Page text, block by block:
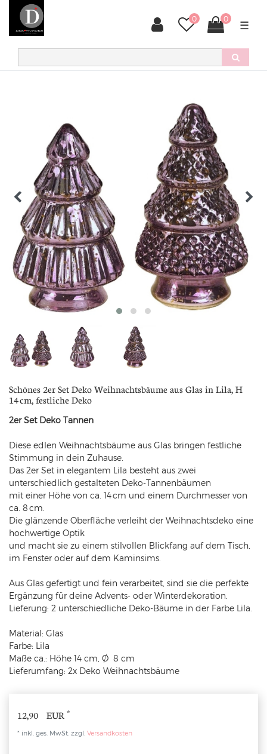
0 0
☰
Schönes 2er Set Deko Weihnachtsbäume aus Glas in Lila, H
14 cm, festliche Deko
2er Set Deko Tannen
Diese edlen Weihnachtsbäume aus Glas bringen festliche
Stimmung in dein Zuhause.
Das 2er Set in elegantem Lila besteht aus zwei
unterschiedlich gestalteten Deko-Tannenbäumen
mit einer Höhe von ca. 14 cm und einem Durchmesser von
ca. 8 cm.
Die glänzende Oberfläche verleiht der Weihnachtsdeko eine
hochwertige Optik
und macht sie zu einem stilvollen Blickfang auf dem Tisch,
im Fenster oder auf dem Kaminsims.
Aus Glas gefertigt und fein verarbeitet, sind sie die perfekte
Ergänzung für deine Advents- oder Winterdekoration.
Lieferung: 2 unterschiedliche Deko-Bäume in der Farbe Lila.
Material: Glas
Farbe: Lila
Maße ca.: Höhe 14 cm, Ø 8 cm
Lieferumfang: 2x Deko Weihnachtsbäume
12,90 EUR *
* inkl. ges. MwSt. zzgl. Versandkosten